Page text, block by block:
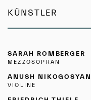
KÜNSTLER
SARAH ROMBERGER
MEZZOSOPRAN
ANUSH NIKOGOSYAN
VIOLINE